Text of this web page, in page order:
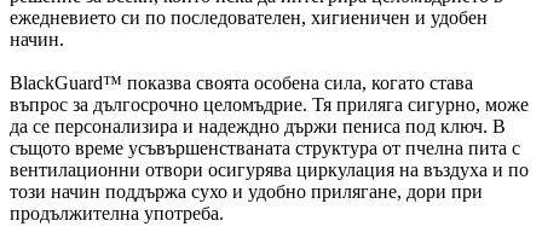
ежедневието си по последователен, хигиеничен и удобен
начин.
BlackGuard™ показва своята особена сила, когато става
въпрос за дългосрочно целомъдрие. Тя приляга сигурно, може
да се персонализира и надеждно държи пениса под ключ. В
същото време усъвършенстваната структура от пчелна пита с
вентилационни отвори осигурява циркулация на въздуха и по
този начин поддържа сухо и удобно прилягане, дори при
продължителна употреба.